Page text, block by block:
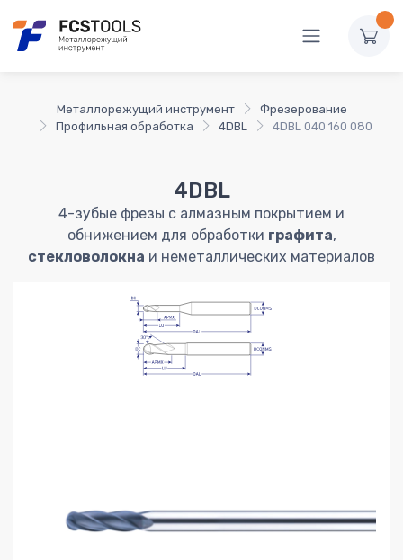
Металлорежущий инструмент
Фрезерование
Профильная обработка
4DBL 4DBL 040 160 080
4DBL
4-зубые фрезы с алмазным покрытием и
обнижением для обработки графита,
стекловолокна и неметаллических материалов